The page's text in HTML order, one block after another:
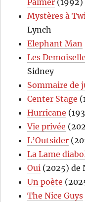
Mystères à
Lynch
Elephant Man
Les
Sidney
Sommaire de
Center Stage
Hurricane
Vie privée
L’Outsider
La Lame
Oui (2025) de
Un poète
The Nice Guys